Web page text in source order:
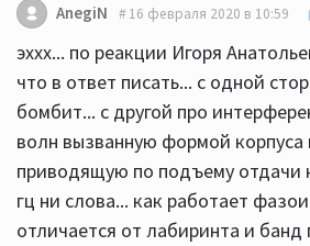
AnegiN 16 февраля 2020 в 10:59
эххх... по реакции Игоря
что в ответ писать... с одной
бомбит... с другой про
волн вызванную формой корпуса
приводящую по подъему отдачи
гц ни слова... как работает
отличается от лабиринта и банд